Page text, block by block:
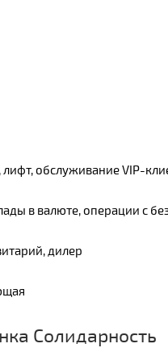
обслуживание VIP-
в валюте, операции с
дилер
Солидарность